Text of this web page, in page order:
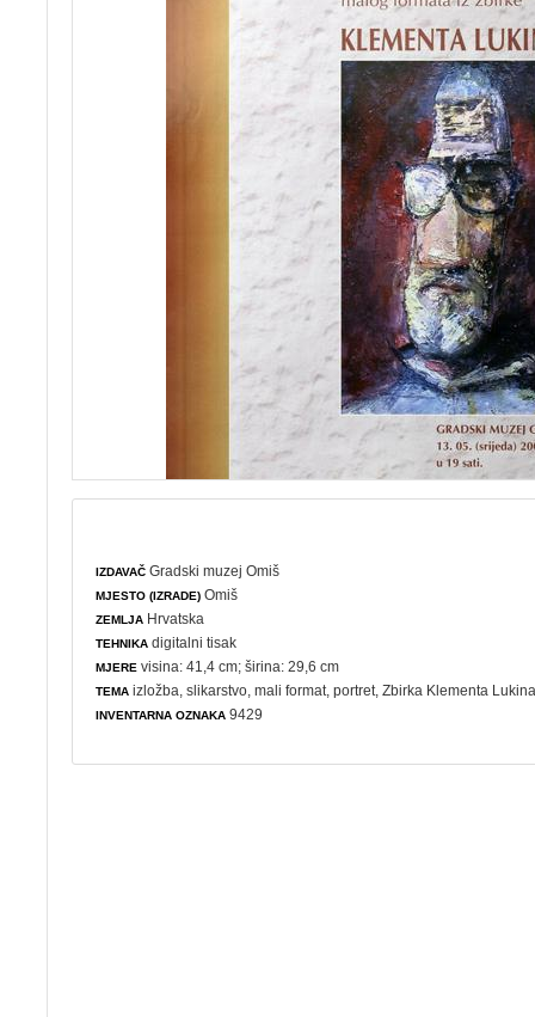
IZDAVAČ Gradski muzej Omiš
MJESTO (IZRADE) Omiš
ZEMLJA Hrvatska
TEHNIKA digitalni tisak
MJERE visina: 41,4 cm; širina: 29,6 cm
TEMA izložba ,slikarstvo ,mali format ,portret , Zbirka Klementa
INVENTARNA OZNAKA 9429